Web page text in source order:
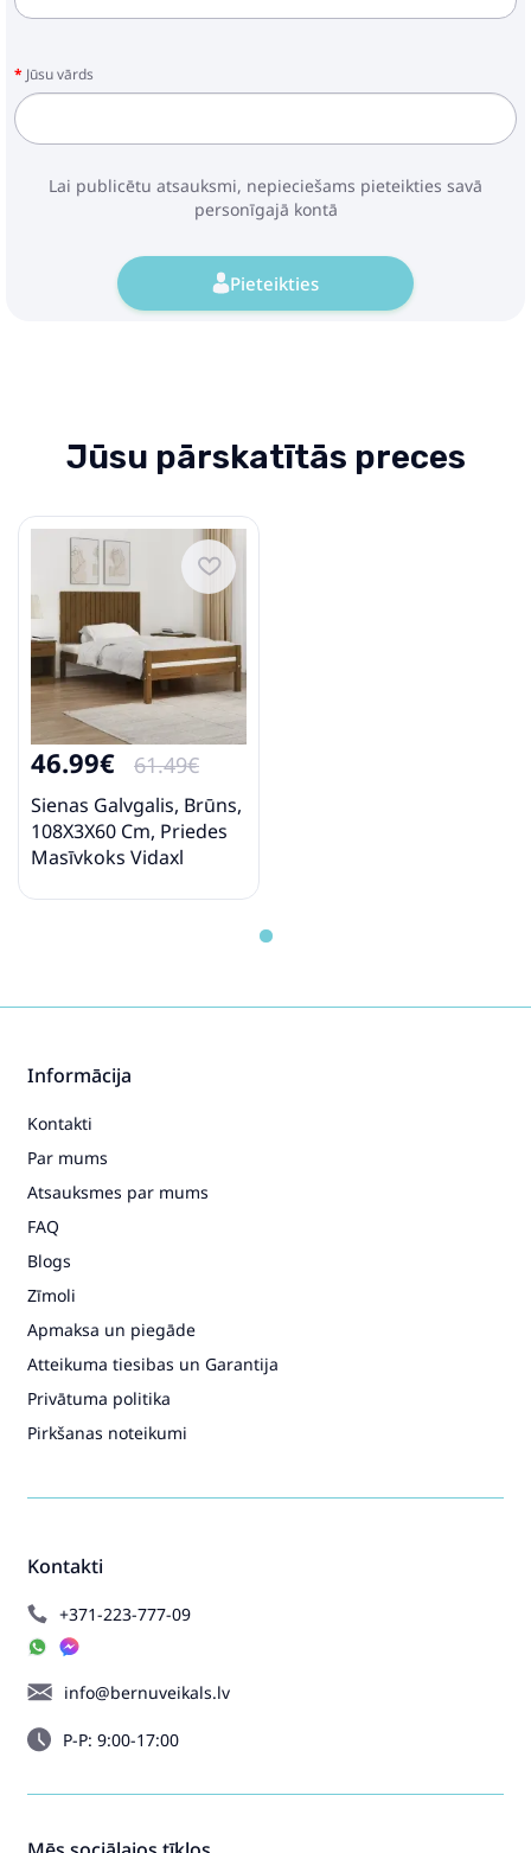
Jūsu vārds
Lai publicētu atsauksmi, nepieciešams pieteikties savā
personīgajā kontā
Pieteikties
Jūsu pārskatītās preces
46.99€ 61.49€
Sienas Galvgalis, Brūns,
108X3X60 Cm, Priedes
Masīvkoks Vidaxl
Kontakti
+371-223-777-09
info@bernuveikals.lv
P-P: 9:00-17:00
Informācija
Kontakti
Par mums
Atsauksmes par mums
FAQ
Blogs
Zīmoli
Apmaksa un piegāde
Atteikuma tiesibas un Garantija
Privātuma politika
Pirkšanas noteikumi